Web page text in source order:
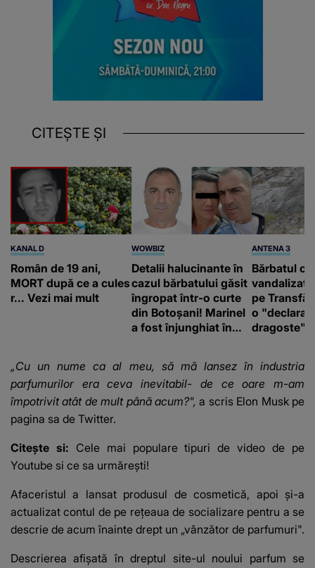
CITEȘTE ȘI
KANAL D
Român de 19 ani,
MORT după ce a cules
r... Vezi mai mult
WOWBIZ
Detalii halucinante în
cazul bărbatului găsit
îngropat într-o curte
din Botoșani! Marinel
a fost înjunghiat în
suspecți
ANTENA 3
Bărbatul
vandalizat
pe
o
dragoste"
„Cu un nume ca al meu, să mă lansez în industria
parfumurilor era ceva inevitabil- de ce oare m-am
împotrivit atât de mult până acum?",a scris Elon Musk pe
pagina sa de Twitter.
Citește si: Cele mai populare tipuri de video de pe
Youtube si ce sa urmărești!
Afaceristul a lansat produsul de cosmetică, apoi și-a
actualizat contul de pe rețeaua de socializare pentru a se
descrie de acum înainte drept un „vânzător de parfumuri".
Descrierea afișată în dreptul site-ul noului parfum se